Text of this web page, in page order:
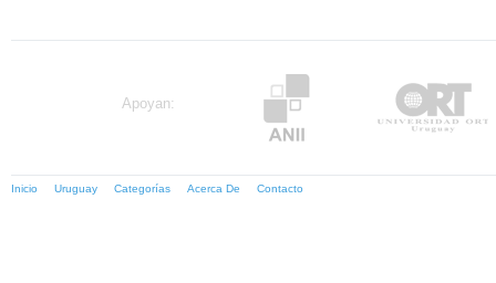
Apoyan:
Inicio Uruguay Categorías Acerca De Contacto